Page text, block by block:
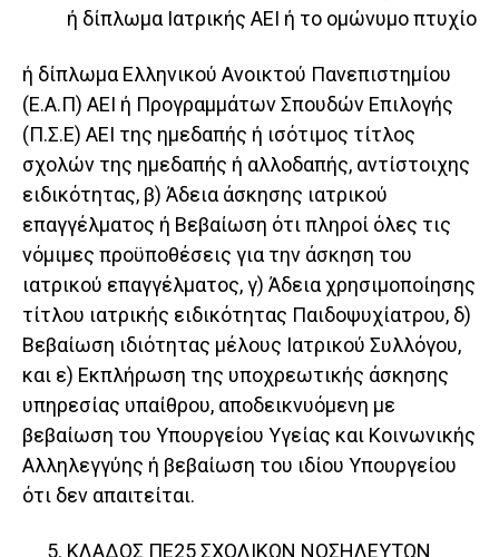
ή δίπλωμα Ιατρικής ΑΕΙ ή το ομώνυμο πτυχίο
ή δίπλωμα Ελληνικού Ανοικτού Πανεπιστημίου
(Ε.Α.Π) ΑΕΙ ή Προγραμμάτων Σπουδών Επιλογής
(Π.Σ.Ε) ΑΕΙ της ημεδαπής ή ισότιμος τίτλος
σχολών της ημεδαπής ή αλλοδαπής, αντίστοιχης
ειδικότητας, β) Άδεια άσκησης ιατρικού
επαγγέλματος ή Βεβαίωση ότι πληροί όλες τις
νόμιμες προϋποθέσεις για την άσκηση του
ιατρικού επαγγέλματος, γ) Άδεια χρησιμοποίησης
τίτλου ιατρικής ειδικότητας Παιδοψυχίατρου, δ)
Βεβαίωση ιδιότητας μέλους Ιατρικού Συλλόγου,
και ε) Εκπλήρωση της υποχρεωτικής άσκησης
υπηρεσίας υπαίθρου, αποδεικνυόμενη με
βεβαίωση του Υπουργείου Υγείας και Κοινωνικής
Αλληλεγγύης ή βεβαίωση του ιδίου Υπουργείου
ότι δεν απαιτείται.
ΚΛΑΔΟΣ ΠΕ25 ΣΧΟΛΙΚΩΝ ΝΟΣΗΛΕΥΤΩΝ